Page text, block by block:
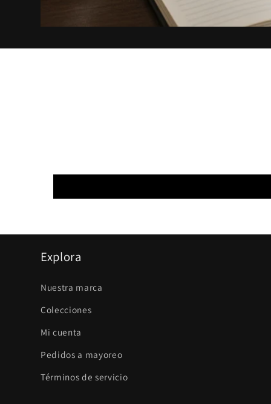
Explora
Nuestra marca
Colecciones
Mi cuenta
Pedidos a mayoreo
Términos de servicio